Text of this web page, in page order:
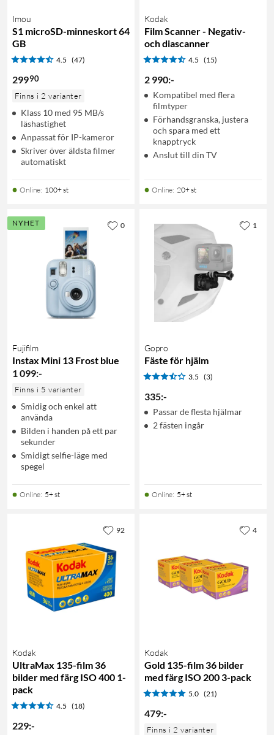
Imou
S1 microSD-minneskort 64
GB
4.5 (47)
29990
Finns i 2 varianter
Klass 10 med 95 MB/s
läshastighet
Anpassat för IP-kameror
Skriver över äldsta filmer
automatiskt
Online: 100+ st
Kodak
Film Scanner - Negativ-
och diascanner
4.5 (15)
2 990:-
Kompatibel med flera
filmtyper
Förhandsgranska, justera
och spara med ett
knapptryck
Anslut till din TV
Online: 20+ st
NYHET
Fujifilm
Instax Mini 13 Frost blue
1 099:-
Finns i 5 varianter
Smidig och enkel att
använda
Bilden i handen på ett par
sekunder
Smidigt selfie-läge med
spegel
Online: 5+ st
0
Gopro
Fäste för hjälm
3.5 (3)
335:-
Passar de flesta hjälmar
2 fästen ingår
Online: 5+ st
1
Kodak
UltraMax 135-film 36
bilder med färg ISO 400 1-
pack
4.5 (18)
229:-
92
Kodak
Gold 135-film 36 bilder
med färg ISO 200 3-pack
5.0 (21)
479:-
Finns i 2 varianter
4